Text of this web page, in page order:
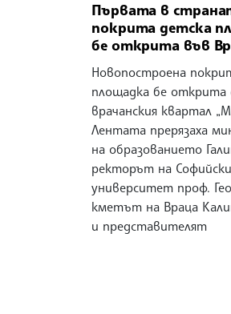
Първата в
покрита детска
бе открита във
Новопостроена
площадка бе открита
врачанския квартал
Лентата прерязаха
на образованието
ректорът на
университет проф.
кметът на Враца
и представителят